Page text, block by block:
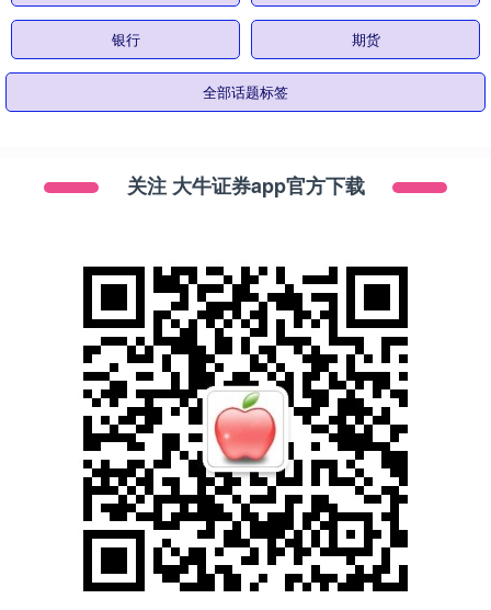
银行 期货
全部话题标签
关注 大牛证券app官方下载